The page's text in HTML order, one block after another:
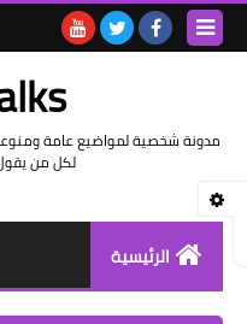
مدونة شخصية لمواضيع عامة
لكل من
الرئيسية